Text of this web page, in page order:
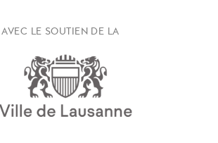
AVEC LE SOUTIEN DE LA